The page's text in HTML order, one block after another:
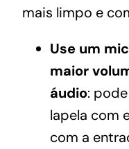
mais limpo e
Use um
maior
áudio:
lapela com
com a